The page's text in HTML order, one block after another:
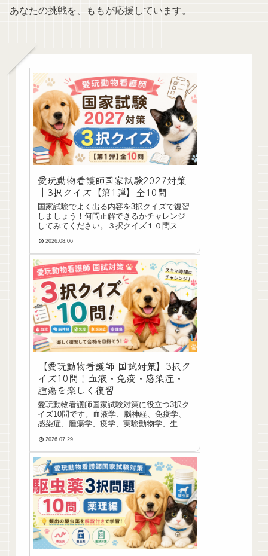
あなたの挑戦を、ももが応援しています。
愛玩動物看護師国家試験2027対策
｜3択クイズ【第1弾】全10問
国家試験でよく出る内容を3択クイズで復習
しましょう！何問正解できるかチャレンジ
してみてください。３択クイズ１０問スタ
る部位はどれ？① 心尖部② 洞房結節③ 房
室結節正解：② 洞房結節プチ解説洞房結節
は...
2026.08.06
【愛玩動物看護師 国試対策】3択ク
イズ10問！血液・免疫・感染症・
腫瘍を楽しく復習
愛玩動物看護師国家試験対策に役立つ3択ク
イズ10問です。血液学、脳神経、免疫学、
感染症、腫瘍学、疫学、実験動物学、生理
復習しましょう。
2026.07.29